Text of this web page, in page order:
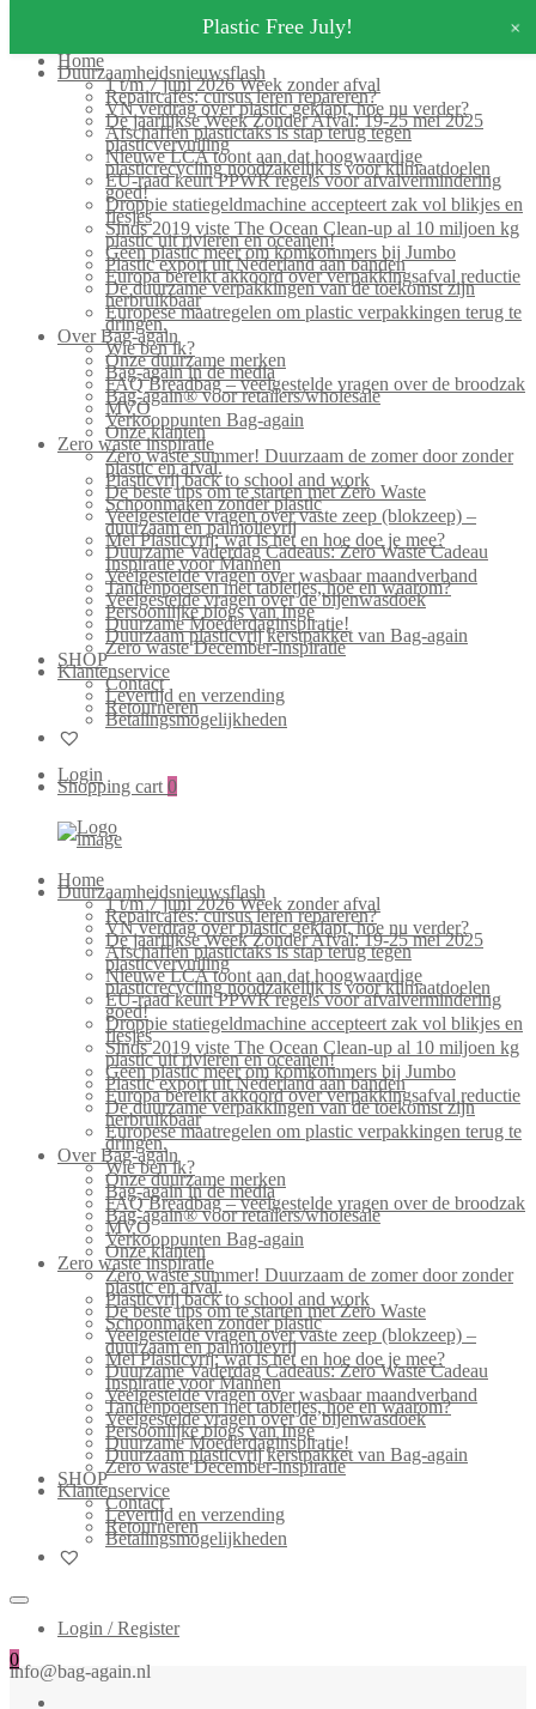
Home
Duurzaamheidsnieuwsflash
1 t/m 7 juni 2026 Week zonder afval
Repaircafés: cursus leren repareren?
VN verdrag over plastic geklapt, hoe nu verder?
De jaarlijkse Week Zonder Afval: 19-25 mei 2025
Afschaffen plastictaks is stap terug tegen
plasticvervuiling
Nieuwe LCA toont aan dat hoogwaardige
plasticrecycling noodzakelijk is voor klimaatdoelen
EU-raad keurt PPWR regels voor afvalvermindering
goed!
Droppie statiegeldmachine accepteert zak vol blikjes en
flesjes
Sinds 2019 viste The Ocean Clean-up al 10 miljoen kg
plastic uit rivieren en oceanen!
Geen plastic meer om komkommers bij Jumbo
Plastic export uit Nederland aan banden
Europa bereikt akkoord over verpakkingsafval reductie
De duurzame verpakkingen van de toekomst zijn
herbruikbaar
Europese maatregelen om plastic verpakkingen terug te
dringen.
Over Bag-again
Wie ben ik?
Onze duurzame merken
Bag-again in de media
FAQ Breadbag – veelgestelde vragen over de broodzak
Bag-again® voor retailers/wholesale
MVO
Verkooppunten Bag-again
Onze klanten
Zero waste inspiratie
Zero waste summer! Duurzaam de zomer door zonder
plastic en afval.
Plasticvrij back to school and work
De beste tips om te starten met Zero Waste
Schoonmaken zonder plastic
Veelgestelde vragen over vaste zeep (blokzeep) –
duurzaam en palmolievrij
Mei Plasticvrij: wat is het en hoe doe je mee?
Duurzame Vaderdag Cadeaus: Zero Waste Cadeau
Inspiratie voor Mannen
Veelgestelde vragen over wasbaar maandverband
Tandenpoetsen met tabletjes, hoe en waarom?
Veelgestelde vragen over de bijenwasdoek
Persoonlijke blogs van Inge
Duurzame Moederdaginspiratie!
Duurzaam plasticvrij kerstpakket van Bag-again
Zero waste December-inspiratie
SHOP
Klantenservice
Contact
Levertijd en verzending
Retourneren
Betalingsmogelijkheden
Login
Shopping cart 0
Home
Duurzaamheidsnieuwsflash
1 t/m 7 juni 2026 Week zonder afval
Repaircafés: cursus leren repareren?
VN verdrag over plastic geklapt, hoe nu verder?
De jaarlijkse Week Zonder Afval: 19-25 mei 2025
Afschaffen plastictaks is stap terug tegen
plasticvervuiling
Nieuwe LCA toont aan dat hoogwaardige
plasticrecycling noodzakelijk is voor klimaatdoelen
EU-raad keurt PPWR regels voor afvalvermindering
goed!
Droppie statiegeldmachine accepteert zak vol blikjes en
flesjes
Sinds 2019 viste The Ocean Clean-up al 10 miljoen kg
plastic uit rivieren en oceanen!
Geen plastic meer om komkommers bij Jumbo
Plastic export uit Nederland aan banden
Europa bereikt akkoord over verpakkingsafval reductie
De duurzame verpakkingen van de toekomst zijn
herbruikbaar
Europese maatregelen om plastic verpakkingen terug te
dringen.
Over Bag-again
Wie ben ik?
Onze duurzame merken
Bag-again in de media
FAQ Breadbag – veelgestelde vragen over de broodzak
Bag-again® voor retailers/wholesale
MVO
Verkooppunten Bag-again
Onze klanten
Zero waste inspiratie
Zero waste summer! Duurzaam de zomer door zonder
plastic en afval.
Plasticvrij back to school and work
De beste tips om te starten met Zero Waste
Schoonmaken zonder plastic
Veelgestelde vragen over vaste zeep (blokzeep) –
duurzaam en palmolievrij
Mei Plasticvrij: wat is het en hoe doe je mee?
Duurzame Vaderdag Cadeaus: Zero Waste Cadeau
Inspiratie voor Mannen
Veelgestelde vragen over wasbaar maandverband
Tandenpoetsen met tabletjes, hoe en waarom?
Veelgestelde vragen over de bijenwasdoek
Persoonlijke blogs van Inge
Duurzame Moederdaginspiratie!
Duurzaam plasticvrij kerstpakket van Bag-again
Zero waste December-inspiratie
SHOP
Klantenservice
Contact
Levertijd en verzending
Retourneren
Betalingsmogelijkheden
Login / Register
0
info@bag-again.nl
Plastic Free July! +